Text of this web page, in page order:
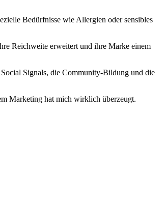
Bedürfnisse wie Allergien oder sensibles
Reichweite erweitert und ihre Marke einem
Signals, die Community-Bildung und die
Marketing hat mich wirklich überzeugt.